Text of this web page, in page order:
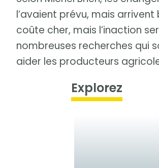
l’avaient prévu, mais
coûte cher, mais l’inaction
nombreuses recherches qui
aider les producteurs
Explorez